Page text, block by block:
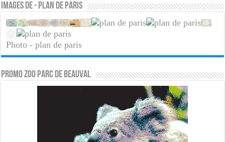
Images de - plan de paris
Photo - plan de paris
PROMO ZOO PARC DE BEAUVAL